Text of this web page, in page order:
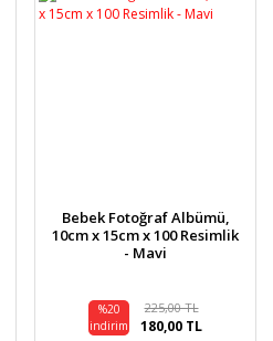
Bebek Fotoğraf Albümü,
10cm x 15cm x 100 Resimlik
- Mavi
%20
indirim
225,00 TL
180,00 TL